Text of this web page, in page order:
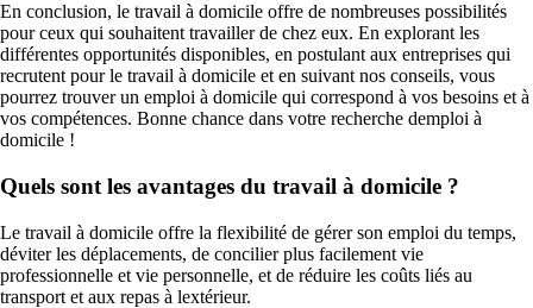
En conclusion, le travail à domicile offre de nombreuses possibilités
pour ceux qui souhaitent travailler de chez eux. En explorant les
différentes opportunités disponibles, en postulant aux entreprises qui
recrutent pour le travail à domicile et en suivant nos conseils, vous
pourrez trouver un emploi à domicile qui correspond à vos besoins et à
vos compétences. Bonne chance dans votre recherche demploi à
domicile !
Quels sont les avantages du travail à domicile ?
Le travail à domicile offre la flexibilité de gérer son emploi du temps,
déviter les déplacements, de concilier plus facilement vie
professionnelle et vie personnelle, et de réduire les coûts liés au
transport et aux repas à lextérieur.